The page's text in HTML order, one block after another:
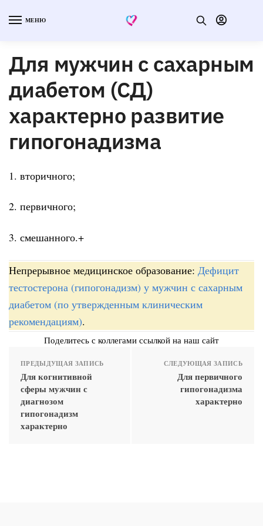
МЕНЮ
Для мужчин с сахарным
диабетом (СД)
характерно развитие
гипогонадизма
1. вторичного;
2. первичного;
3. смешанного.+
Непрерывное медицинское образование: Дефицит
тестостерона (гипогонадизм) у мужчин с сахарным
диабетом (по утвержденным клиническим
рекомендациям).
Поделитесь с коллегами ссылкой на наш сайт
ПРЕДЫДУЩАЯ ЗАПИСЬ
Для когнитивной
сферы мужчин с
диагнозом
гипогонадизм
характерно
СЛЕДУЮЩАЯ ЗАПИСЬ
Для первичного
гипогонадизма
характерно